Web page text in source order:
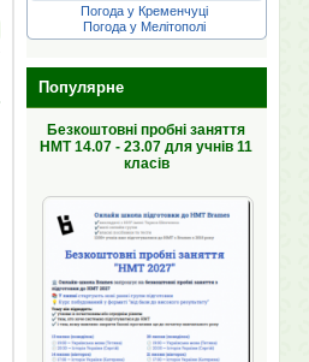
Погода у Кременчуці
Погода у Мелітополі
Популярне
Безкоштовні пробні заняття
НМТ 14.07 - 23.07 для учнів 11
класів